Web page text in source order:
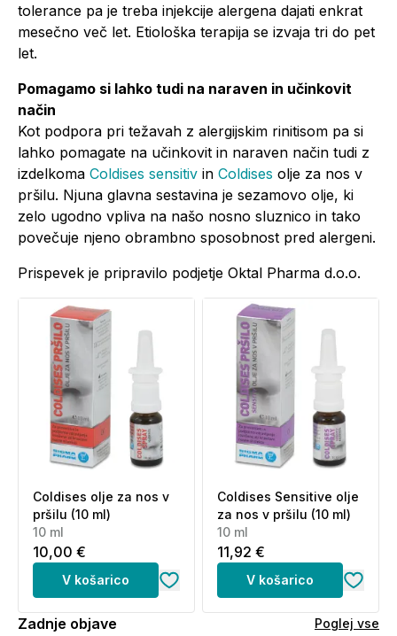
tolerance pa je treba injekcije alergena dajati enkrat
mesečno več let. Etiološka terapija se izvaja tri do pet
let.
Pomagamo si lahko tudi na naraven in učinkovit
način
Kot podpora pri težavah z alergijskim rinitisom pa si
lahko pomagate na učinkovit in naraven način tudi z
izdelkoma Coldises sensitiv in Coldises olje za nos v
pršilu. Njuna glavna sestavina je sezamovo olje, ki
zelo ugodno vpliva na našo nosno sluznico in tako
povečuje njeno obrambno sposobnost pred alergeni.
Prispevek je pripravilo podjetje Oktal Pharma d.o.o.
Coldises olje za nos v
pršilu (10 ml)
10 ml
10,00 €
V košarico
Coldises Sensitive olje
za nos v pršilu (10 ml)
10 ml
11,92 €
V košarico
Zadnje objave Poglej vse